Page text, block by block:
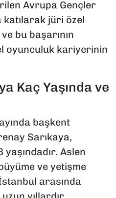
Avrupa Gençler
katılarak jüri özel
bu başarının
oyunculuk kariyerinin
Kaç Yaşında ve
başkent
Sarıkaya,
Aslen
ve yetişme
arasında